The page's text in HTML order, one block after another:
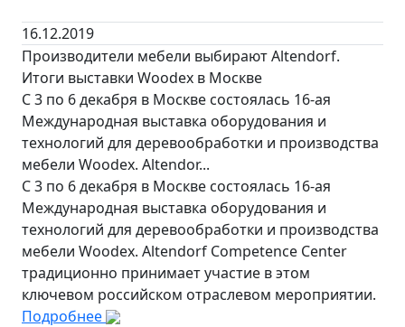
16.12.2019
Производители мебели выбирают Altendorf.
Итоги выставки Woodex в Москве
С 3 по 6 декабря в Москве состоялась 16-ая
Международная выставка оборудования и
технологий для деревообработки и производства
мебели Woodex. Altendor...
С 3 по 6 декабря в Москве состоялась 16-ая
Международная выставка оборудования и
технологий для деревообработки и производства
мебели Woodex. Altendorf Competence Center
традиционно принимает участие в этом
ключевом российском отраслевом мероприятии.
Подробнее